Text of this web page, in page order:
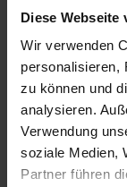
Diese Webseite
Wir verwenden
personalisieren,
zu können und
analysieren.
Verwendung
soziale Medien,
Partner führen